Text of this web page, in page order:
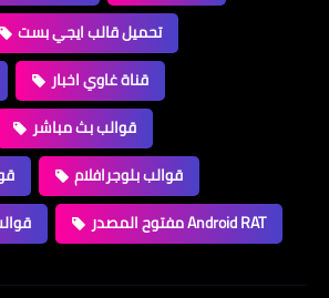
تحميل قالب ايجي بست
قناة غاوي اخبار
قوالب بث مباشر
قوالب بلوجرافلام
مفتوح المصدر Android RAT